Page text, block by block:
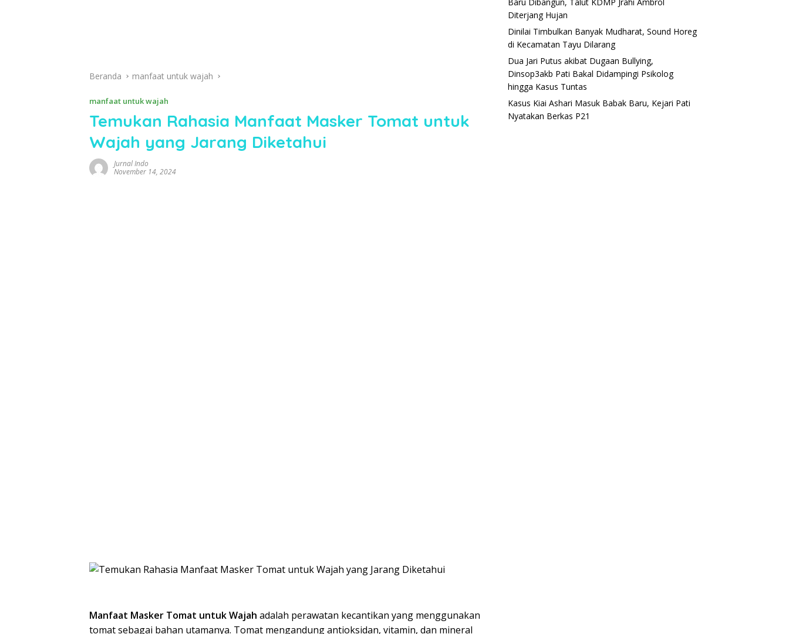
Beranda manfaat untuk wajah
manfaat untuk wajah
Temukan Rahasia Manfaat Masker Tomat untuk
Wajah yang Jarang Diketahui
Jurnal Indo
November 14, 2024
Manfaat Masker Tomat untuk Wajah adalah perawatan kecantikan yang menggunakan
tomat sebagai bahan utamanya. Tomat mengandung antioksidan, vitamin, dan mineral
Diterjang Hujan
Dinilai Timbulkan Banyak Mudharat, Sound Horeg
di Kecamatan Tayu Dilarang
Dua Jari Putus akibat Dugaan Bullying,
Dinsop3akb Pati Bakal Didampingi Psikolog
hingga Kasus Tuntas
Kasus Kiai Ashari Masuk Babak Baru, Kejari Pati
Nyatakan Berkas P21